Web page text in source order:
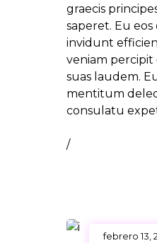
graecis
saperet. Eu
invidunt
veniam percipit
suas laudem.
mentitum
consulatu
/
febrero 13,